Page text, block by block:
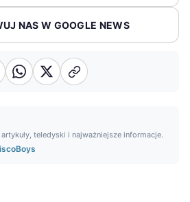
NAS W GOOGLE NEWS
artykuły, teledyski i najważniejsze informacje.